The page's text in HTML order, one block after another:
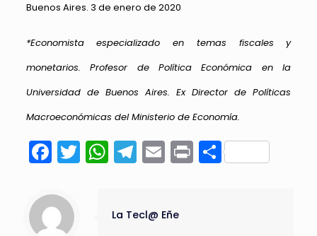
Buenos Aires. 3 de enero de 2020
*Economista especializado en temas fiscales y
monetarios. Profesor de Política Económica en la
Universidad de Buenos Aires. Ex Director de Políticas
Macroeconómicas del Ministerio de Economía.
Facebook
Twitter
WhatsApp
Telegram
Email
Print
La Tecl@ Eñe